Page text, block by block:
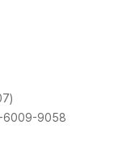
6009-9058